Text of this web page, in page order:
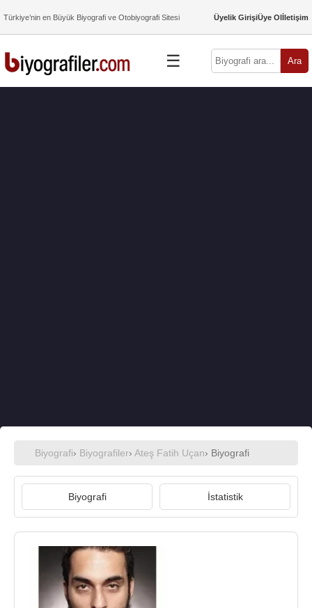
Türkiye’nin en Büyük Biyografi ve Otobiyografi Sitesi Üyelik GirişiÜye Olİletişim
☰ Ara
Biyografi› Biyografiler› Ateş Fatih Uçan› Biyografi
Biyografi İstatistik